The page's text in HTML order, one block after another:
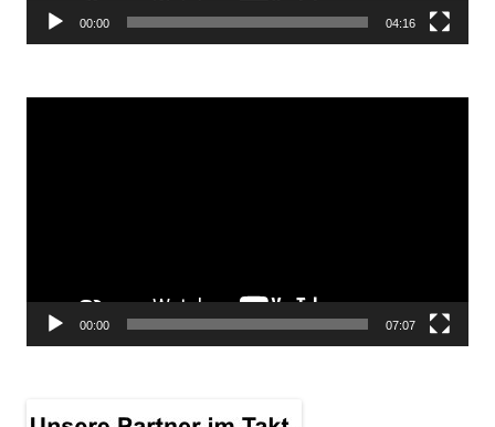
00:00 04:16
00:00 07:07